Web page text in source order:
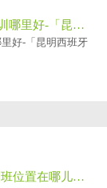
[佩文]昆明西语实用培训哪里好-「昆明西班牙语培训哪个好」
好-「昆明西班牙
昆明市越南语速成培训班位置在哪儿-佩文-「昆明外语培训」